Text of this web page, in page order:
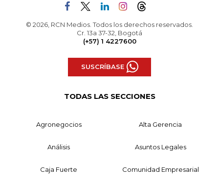
© 2026, RCN Medios. Todos los derechos reservados.
Cr. 13a 37-32, Bogotá
(+57) 1 4227600
SUSCRÍBASE
TODAS LAS SECCIONES
Agronegocios Alta Gerencia
Análisis Asuntos Legales
Caja Fuerte Comunidad Empresarial